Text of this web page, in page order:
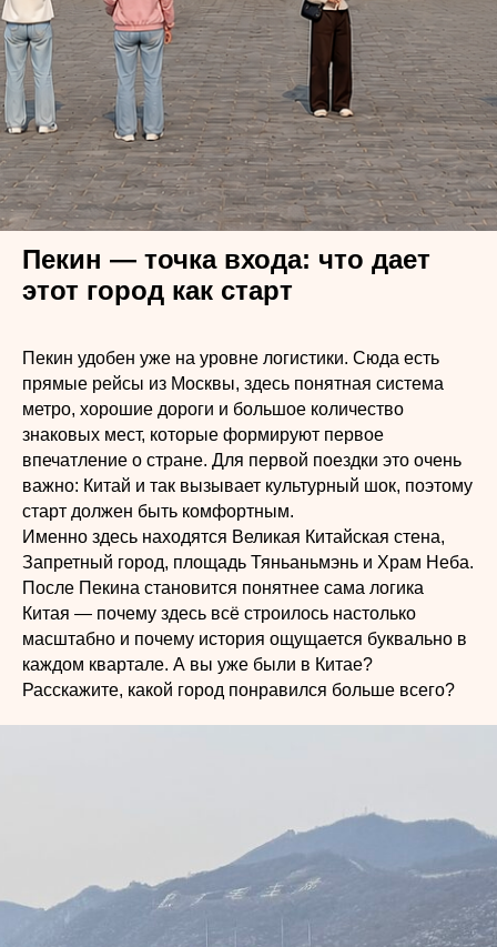
Пекин — точка входа: что дает
этот город как старт
Пекин удобен уже на уровне логистики. Сюда есть
прямые рейсы из Москвы, здесь понятная система
метро, хорошие дороги и большое количество
знаковых мест, которые формируют первое
впечатление о стране. Для первой поездки это очень
важно: Китай и так вызывает культурный шок, поэтому
старт должен быть комфортным.
Именно здесь находятся Великая Китайская стена,
Запретный город, площадь Тяньаньмэнь и Храм Неба.
После Пекина становится понятнее сама логика
Китая — почему здесь всё строилось настолько
масштабно и почему история ощущается буквально в
каждом квартале. А вы уже были в Китае?
Расскажите, какой город понравился больше всего?